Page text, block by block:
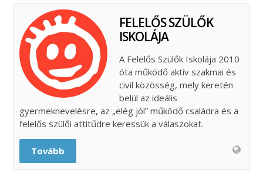
FELELŐS SZÜLŐK
ISKOLÁJA
A Felelős Szülők Iskolája 2010
óta működő aktív szakmai és
civil közösség, mely keretén
belül az ideális
gyermeknevelésre, az „elég jól” működő családra és a
felelős szülői attitűdre keressük a válaszokat.
Tovább